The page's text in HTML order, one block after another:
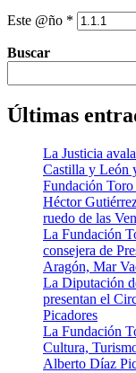
Este @ño *
Buscar
Últimas
La Justicia
Castilla y León
Fundación
Héctor
ruedo de las
La Fundación
consejera de
Aragón, Mar
La Diputación
presentan el
Picadores
La Fundación
Cultura,
Alberto Díaz